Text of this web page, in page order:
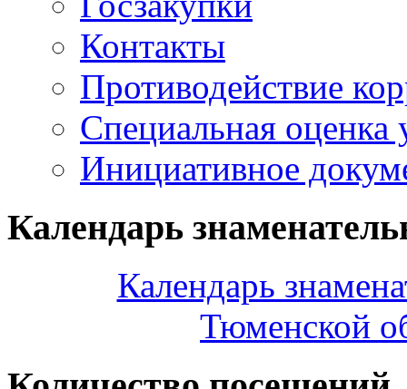
Контакты
Противодействие
Специальная оценка
Инициативное
Календарь
Календарь
Тюменской